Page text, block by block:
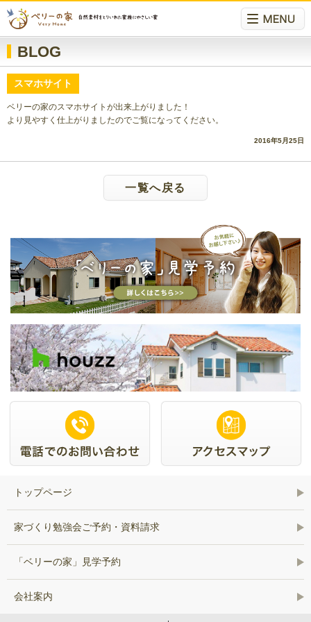
BLOG
スマホサイト
ベリーの家のスマホサイトが出来上がりました！
より見やすく仕上がりましたのでご覧になってください。
2016年5月25日
一覧へ戻る
トップページ
家づくり勉強会ご予約・資料請求
「ベリーの家」見学予約
会社案内